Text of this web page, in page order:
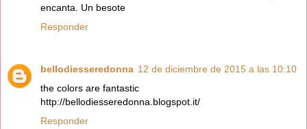
encanta. Un besote
Responder
bellodiesseredonna 12 de diciembre de 2015 a las 10:10
the colors are fantastic
http://bellodiesseredonna.blogspot.it/
Responder